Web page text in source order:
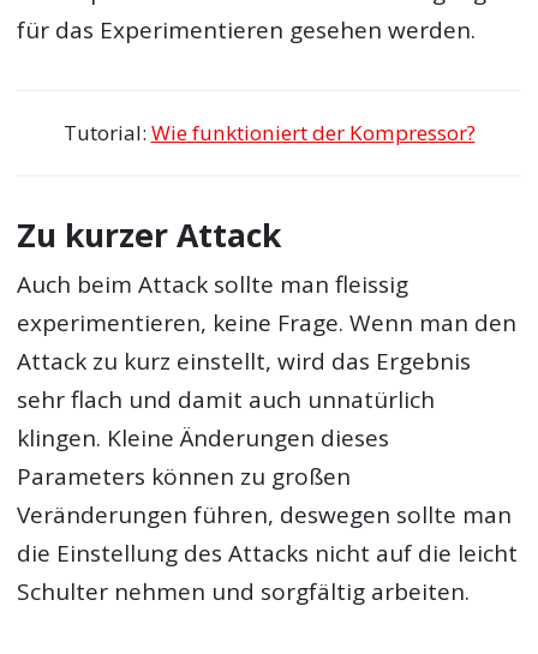
für das Experimentieren gesehen werden.
Tutorial: Wie funktioniert der Kompressor?
Zu kurzer Attack
Auch beim Attack sollte man fleissig
experimentieren, keine Frage. Wenn man den
Attack zu kurz einstellt, wird das Ergebnis
sehr flach und damit auch unnatürlich
klingen. Kleine Änderungen dieses
Parameters können zu großen
Veränderungen führen, deswegen sollte man
die Einstellung des Attacks nicht auf die leicht
Schulter nehmen und sorgfältig arbeiten.